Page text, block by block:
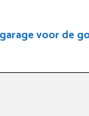
voor de